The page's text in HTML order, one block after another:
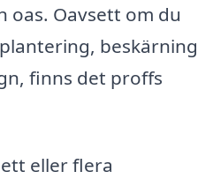
Oavsett om du
beskärning
finns det proffs
eller flera